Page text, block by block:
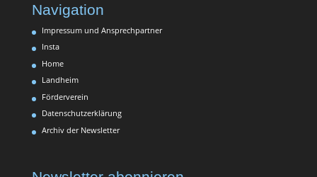
Navigation
Impressum und Ansprechpartner
Insta
Home
Landheim
Förderverein
Datenschutzerklärung
Archiv der Newsletter